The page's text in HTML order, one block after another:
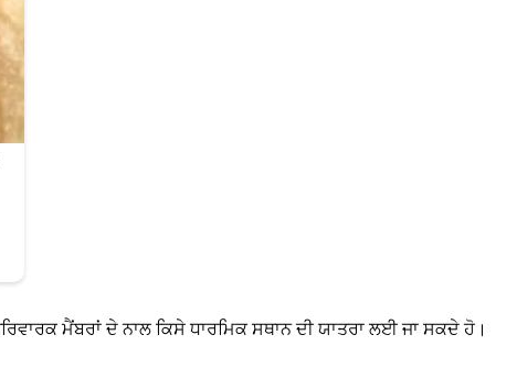
ਮੈਂਬਰਾਂ ਦੇ ਨਾਲ ਕਿਸੇ ਧਾਰਮਿਕ ਸਥਾਨ ਦੀ ਯਾਤਰਾ ਲਈ ਜਾ ਸਕਦੇ ਹੋ।